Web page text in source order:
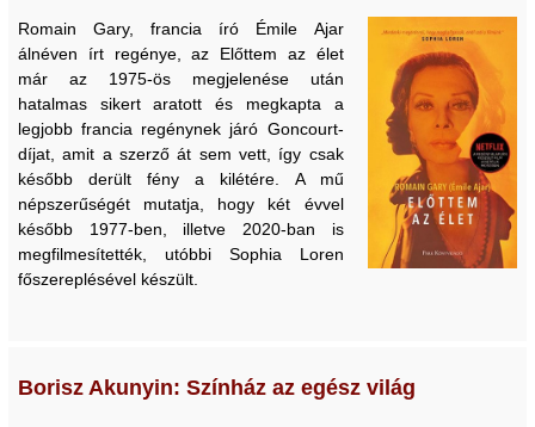
Romain Gary, francia író Émile Ajar
álnéven írt regénye, az Előttem az élet
már az 1975-ös megjelenése után
hatalmas sikert aratott és megkapta a
legjobb francia regénynek járó Goncourt-
díjat, amit a szerző át sem vett, így csak
később derült fény a kilétére. A mű
népszerűségét mutatja, hogy két évvel
később 1977-ben, illetve 2020-ban is
megfilmesítették, utóbbi Sophia Loren
főszereplésével készült.
Borisz Akunyin: Színház az egész világ